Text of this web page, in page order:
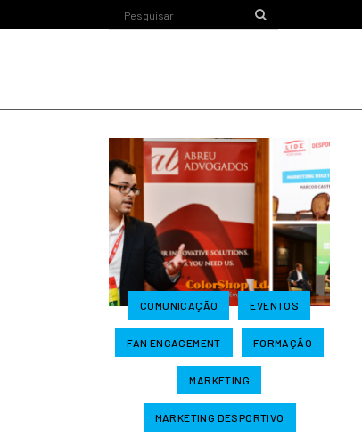
COMUNICAÇÃO EVENTOS
FAN ENGAGEMENT FORMAÇÃO
MARKETING
MARKETING DESPORTIVO